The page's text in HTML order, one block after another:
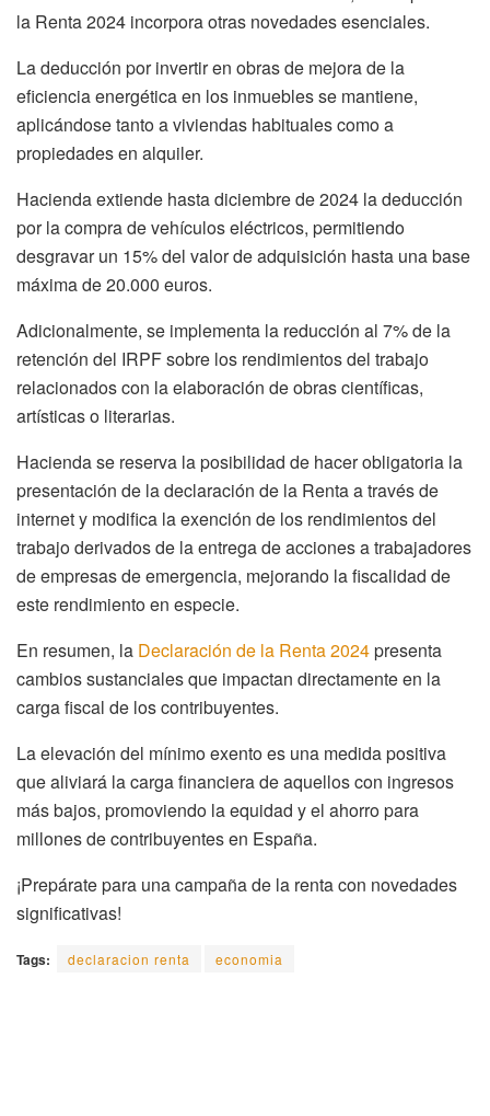
la Renta 2024 incorpora otras novedades esenciales.
La deducción por invertir en obras de mejora de la
eficiencia energética en los inmuebles se mantiene,
aplicándose tanto a viviendas habituales como a
propiedades en alquiler.
Hacienda extiende hasta diciembre de 2024 la deducción
por la compra de vehículos eléctricos, permitiendo
desgravar un 15% del valor de adquisición hasta una base
máxima de 20.000 euros.
Adicionalmente, se implementa la reducción al 7% de la
retención del IRPF sobre los rendimientos del trabajo
relacionados con la elaboración de obras científicas,
artísticas o literarias.
Hacienda se reserva la posibilidad de hacer obligatoria la
presentación de la declaración de la Renta a través de
internet y modifica la exención de los rendimientos del
trabajo derivados de la entrega de acciones a trabajadores
de empresas de emergencia, mejorando la fiscalidad de
este rendimiento en especie.
En resumen, la Declaración de la Renta 2024presenta
cambios sustanciales que impactan directamente en la
carga fiscal de los contribuyentes.
La elevación del mínimo exento es una medida positiva
que aliviará la carga financiera de aquellos con ingresos
más bajos, promoviendo la equidad y el ahorro para
millones de contribuyentes en España.
¡Prepárate para una campaña de la renta con novedades
significativas!
Tags: declaracion renta economia